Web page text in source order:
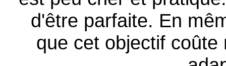
d'être parfaite. En
que cet objectif